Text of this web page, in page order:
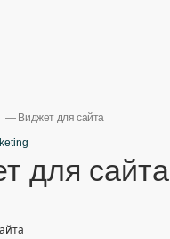
Виджет для сайта
для сайта